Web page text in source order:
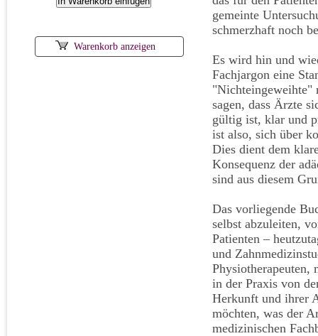
Warenkorb anzeigen
gemeinte
schmerzhaft noch
Es wird hin und
Fachjargon eine
"Nichteingeweihte"
sagen, dass Ärzte
gültig ist, klar und
ist also, sich über
Dies dient dem
Konsequenz der
sind aus diesem
Das vorliegende
selbst abzuleiten,
Patienten –
und
Physiotherapeuten,
in der Praxis von
Herkunft und ihrer
möchten, was der
medizinischen